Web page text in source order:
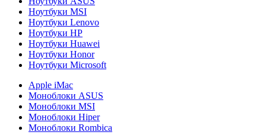
Ноутбуки MSI
Ноутбуки Lenovo
Ноутбуки HP
Ноутбуки Huawei
Ноутбуки Honor
Ноутбуки Microsoft
Apple iMac
Моноблоки ASUS
Моноблоки MSI
Моноблоки Hiper
Моноблоки Rombica